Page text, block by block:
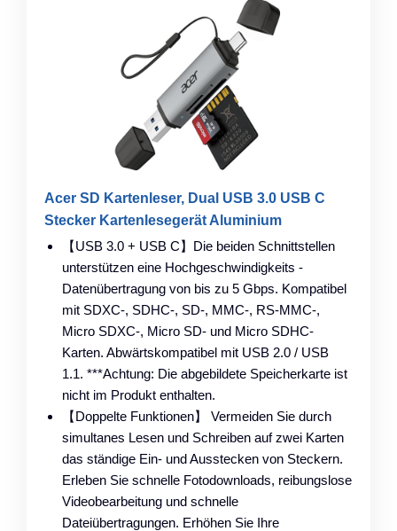
Acer SD Kartenleser, Dual USB 3.0 USB C
Stecker Kartenlesegerät Aluminium
【USB 3.0 + USB C】Die beiden Schnittstellen
unterstützen eine Hochgeschwindigkeits -
Datenübertragung von bis zu 5 Gbps. Kompatibel
mit SDXC-, SDHC-, SD-, MMC-, RS-MMC-,
Micro SDXC-, Micro SD- und Micro SDHC-
Karten. Abwärtskompatibel mit USB 2.0 / USB
1.1. ***Achtung: Die abgebildete Speicherkarte ist
nicht im Produkt enthalten.
【Doppelte Funktionen】 Vermeiden Sie durch
simultanes Lesen und Schreiben auf zwei Karten
das ständige Ein- und Ausstecken von Steckern.
Erleben Sie schnelle Fotodownloads, reibungslose
Videobearbeitung und schnelle
Dateiübertragungen. Erhöhen Sie Ihre